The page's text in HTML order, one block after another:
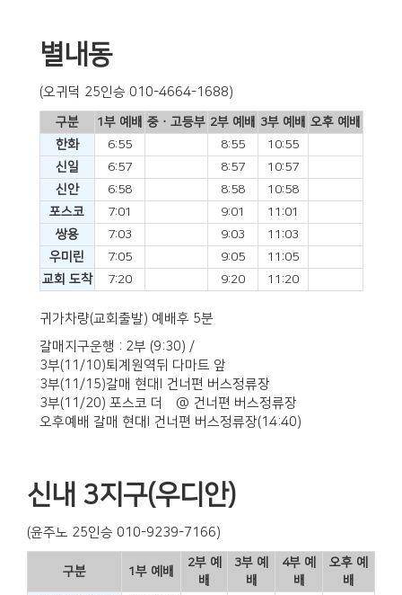
별내동
(오귀덕 25인승 010-4664-1688)
구분 1부 예배 중ㆍ고등부 2부 예배 3부 예배 오후 예배
한화
6:55 8:55
10:55
신일
6:57 8:57
10:57
신안
6:58 8:58
10:58
포스코
7:01 9:01
11:01
쌍용
7:03 9:03
11:03
우미린
7:05 9:05
11:05
교회 도착
7:20 9:20 11:20
귀가차량(교회출발) 예배후 5분
갈매지구운행 : 2부 (9:30) /
3부(11/10)퇴계원역뒤 다마트 앞
3부(11/15)갈매 현대I 건너편 버스정류장
3부(11/20) 포스코 더샾@ 건너편 버스정류장
오후예배 갈매 현대I 건너편 버스정류장(14:40)
신내 3지구(우디안)
(윤주노 25인승 010-9239-7166)
구분 1부 예배
2부 예
배
3부 예
배
4부 예
배
오후 예
배